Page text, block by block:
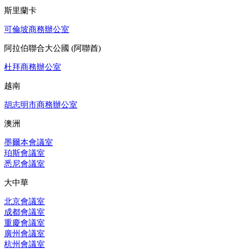
斯里蘭卡
可倫坡商務辦公室
阿拉伯聯合大公國 (阿聯酋)
杜拜商務辦公室
越南
胡志明市商務辦公室
澳洲
墨爾本會議室
珀斯會議室
悉尼會議室
大中華
北京會議室
成都會議室
重慶會議室
廣州會議室
杭州會議室